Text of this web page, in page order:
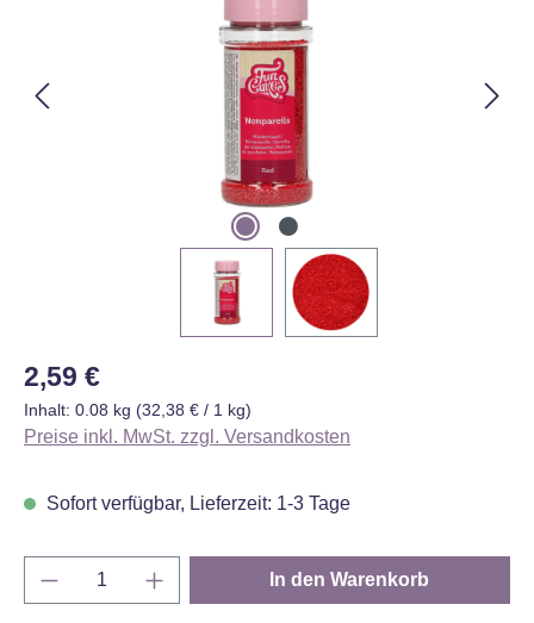
Regulärer Preis:
2,59 €
Inhalt: 0.08 kg (32,38 € / 1 kg)
Preise inkl. MwSt. zzgl. Versandkosten
Sofort verfügbar, Lieferzeit: 1-3 Tage
Produkt Anzahl: Gib den gewünschten
In den Warenkorb